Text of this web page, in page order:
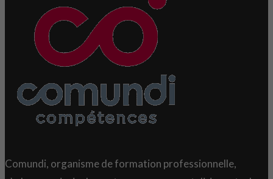
Comundi, organisme de formation professionnelle,